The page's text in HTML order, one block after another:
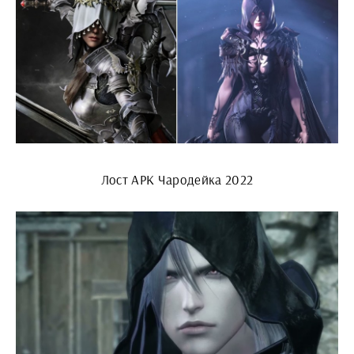
Лост АРК Чародейка 2022